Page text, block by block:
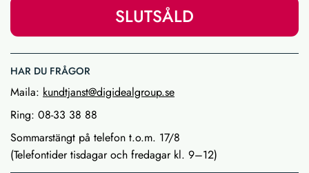
SLUTSÅLD
HAR DU FRÅGOR
Maila: kundtjanst@digidealgroup.se
Ring: 08-33 38 88
Sommarstängt på telefon t.o.m. 17/8
(Telefontider tisdagar och fredagar kl. 9–12)